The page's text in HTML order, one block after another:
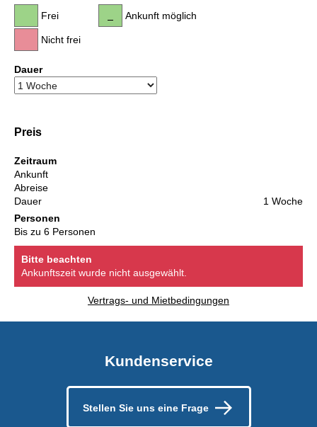
Frei
Nicht frei
Ankunft möglich
Dauer
Preis
Zeitraum
Ankunft
Abreise
Dauer
1 Woche
Personen
Bis zu 6 Personen
Bitte beachten
Ankunftszeit wurde nicht ausgewählt.
Vertrags- und Mietbedingungen
Kundenservice
Stellen Sie uns eine Frage